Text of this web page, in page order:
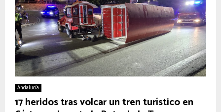
Andalucía
17 heridos tras volcar un tren turístico en